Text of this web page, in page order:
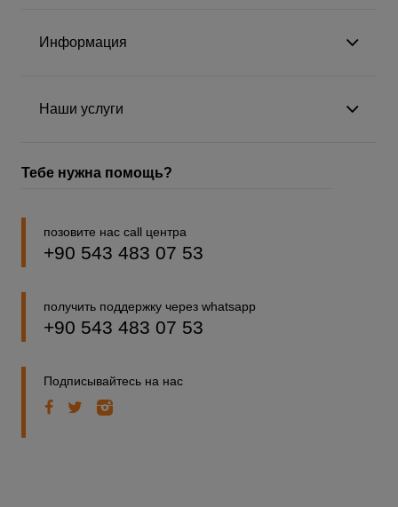
Информация
Наши услуги
Тебе нужна помощь?
позовите нас call центра
+90 543 483 07 53
получить поддержку через whatsapp
+90 543 483 07 53
Подписывайтесь на нас